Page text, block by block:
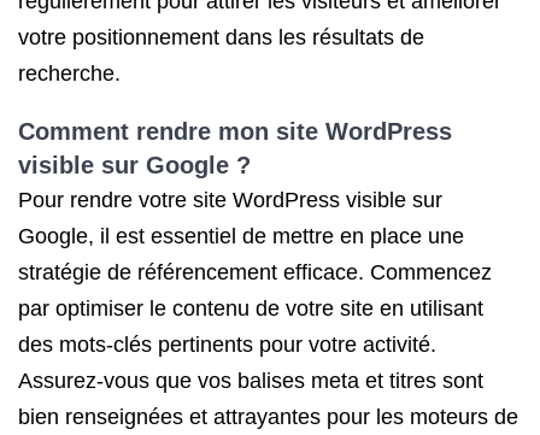
votre positionnement dans les résultats de
recherche.
Comment rendre mon site WordPress
visible sur Google ?
Pour rendre votre site WordPress visible sur
Google, il est essentiel de mettre en place une
stratégie de référencement efficace. Commencez
par optimiser le contenu de votre site en utilisant
des mots-clés pertinents pour votre activité.
Assurez-vous que vos balises meta et titres sont
bien renseignées et attrayantes pour les moteurs de